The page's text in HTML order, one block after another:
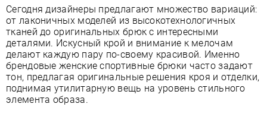
Сегодня дизайнеры предлагают множество вариаций:
от лаконичных моделей из высокотехнологичных
тканей до оригинальных брюк с интересными
деталями. Искусный крой и внимание к мелочам
делают каждую пару по-своему красивой. Именно
брендовые женские спортивные брюки часто задают
тон, предлагая оригинальные решения кроя и отделки,
поднимая утилитарную вещь на уровень стильного
элемента образа.